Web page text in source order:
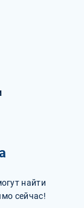
найти
сейчас!